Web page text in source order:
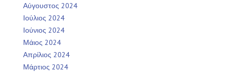
Αύγουστος 2024
Ιούλιος 2024
Ιούνιος 2024
Μάιος 2024
Απρίλιος 2024
Μάρτιος 2024